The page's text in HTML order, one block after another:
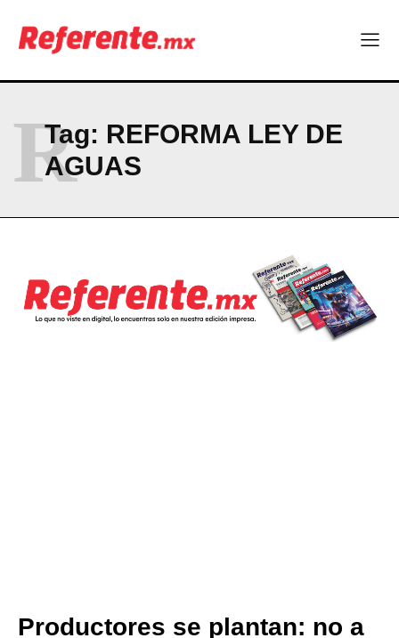
Linux nació como un hobby y hoy mueve la tecnología global
Más escuelas renovadas: fortalecen espacios para el regreso
partida
CONTACT
PRIVACY POLICY
Tag: REFORMA LEY DE
AGUAS
R
Productores se plantan: no a